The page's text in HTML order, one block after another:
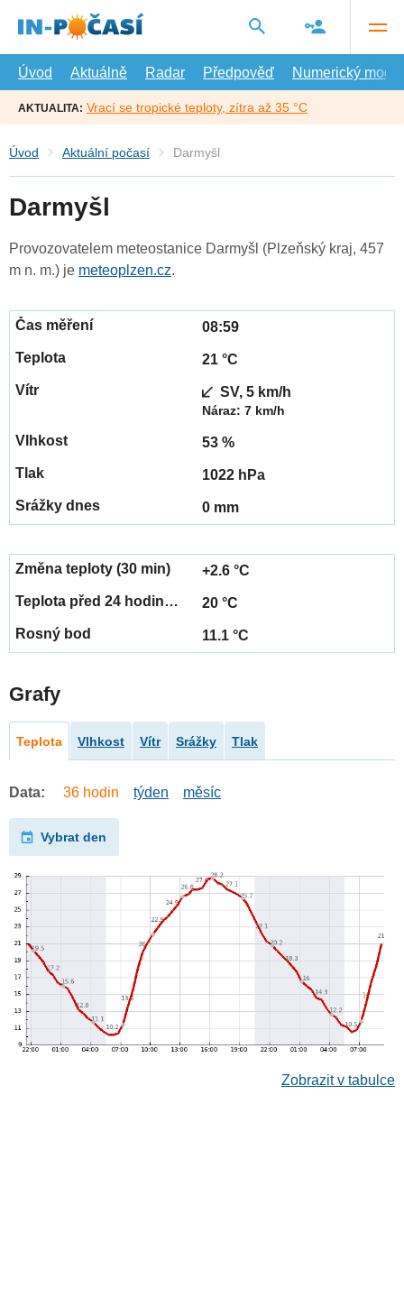
hlavní
Úvod
Aktuálně Radar Předpověď Numerický model
AKTUALITA: Vrací se tropické teploty, zítra až 35 °C
Úvod Aktuální počasí Darmyšl
Darmyšl
Provozovatelem meteostanice Darmyšl (Plzeňský kraj, 457
m n. m.) je meteoplzen.cz.
08:59
21 °C
SV, 5 km/h
Náraz: 7 km/h
53 %
1022 hPa
0 mm
+2.6 °C
20 °C
11.1 °C
Grafy
Teplota Vlhkost Vítr Srážky Tlak
Data: 36 hodin týden měsíc
Vybrat den
Zobrazit v tabulce